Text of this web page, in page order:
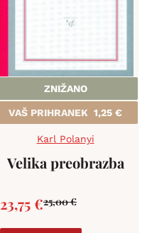
ZNIŽANO
VAŠ PRIHRANEK 1,25 €
Karl Polanyi
Velika preobrazba
25,00€
23,75€